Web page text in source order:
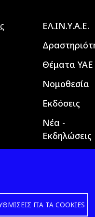
Main
ΕΛ.ΙΝ.Υ.Α.Ε.
Θέματα ΥΑΕ
Νομοθεσία
Εκδόσεις
Νέα -
Εκδηλώσεις
ΓΙΑ ΤΑ COOKIES